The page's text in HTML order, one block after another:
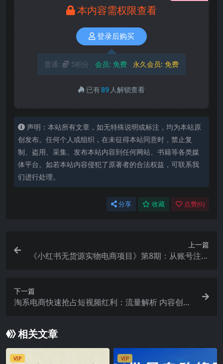
本内容需权限查看
登录后购买
普通: 5积分 会员: 免费 永久会员: 免费
已有89 人解锁查看
声明：本站所有文章，如无特殊说明或标注，均为本站原
创发布。任何个人或组织，在未征得本站同意时，禁止复
制、盗用、采集、发布本站内容到任何网站、书籍等各类媒
体平台。如若本站内容侵犯了原著者的合法权益，可联系我
们进行处理。
分享 收藏 点赞(0)
上一篇
《小红书无货源实物电商项目》第8期：从账号注册
下一篇
淘系电商快速抢占短视频红利：流量解析 内容创作
相关文章
VIP VIP